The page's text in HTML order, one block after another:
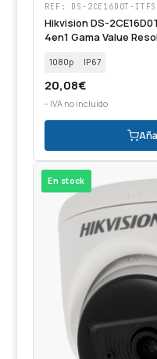
REF: DS-2CE16D0T-
Hikvision DS-
4en1 Gama Value
1080p IP67
20,08€
- IVA no incluido
En stock